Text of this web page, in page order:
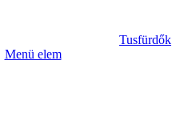
Tusfürdők
Menü elem